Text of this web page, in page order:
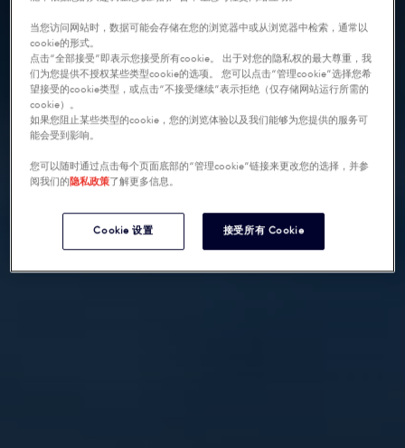
当您访问网站时，数据可能会存储在您的浏览器中或从浏览器中检索，通常以
cookie的形式。
点击“全部接受”即表示您接受所有cookie。 出于对您的隐私权的最大尊重，我
们为您提供不授权某些类型cookie的选项。 您可以点击“管理cookie”选择您希
望接受的cookie类型，或点击“不接受继续”表示拒绝（仅存储网站运行所需的
cookie）。
如果您阻止某些类型的cookie，您的浏览体验以及我们能够为您提供的服务可
能会受到影响。
您可以随时通过点击每个页面底部的“管理cookie”链接来更改您的选择，并参
阅我们的 隐私政策了解更多信息。
Cookie 设置 接受所有 Cookie